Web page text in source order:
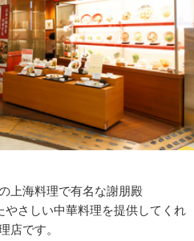
上海料理で有名な謝朋殿
やさしい中華料理を提供してくれ
店です。